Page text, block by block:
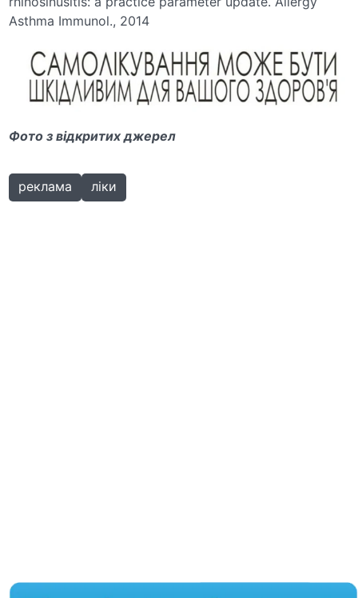
Asthma Immunol., 2014
Фото з відкритих джерел
реклама ліки